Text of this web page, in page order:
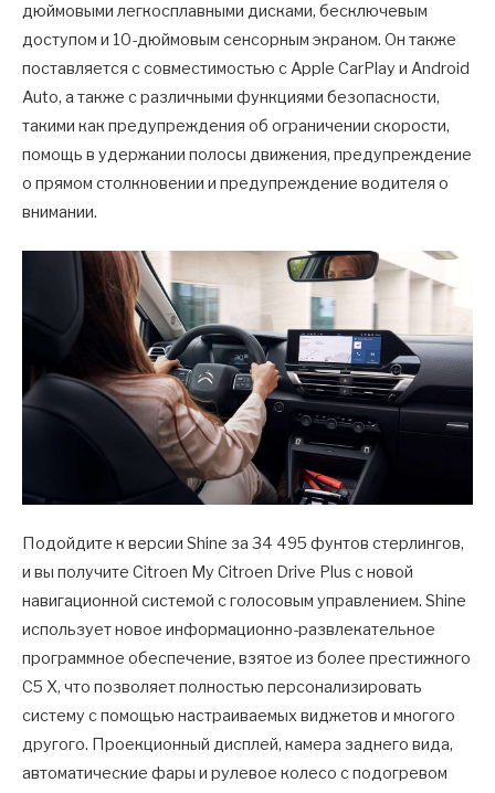
дюймовыми легкосплавными дисками, бесключевым
доступом и 10-дюймовым сенсорным экраном. Он также
поставляется с совместимостью с Apple CarPlay и Android
Auto, а также с различными функциями безопасности,
такими как предупреждения об ограничении скорости,
помощь в удержании полосы движения, предупреждение
о прямом столкновении и предупреждение водителя о
внимании.
Подойдите к версии Shine за 34 495 фунтов стерлингов,
и вы получите Citroen My Citroen Drive Plus с новой
навигационной системой с голосовым управлением. Shine
использует новое информационно-развлекательное
программное обеспечение, взятое из более престижного
C5 X, что позволяет полностью персонализировать
систему с помощью настраиваемых виджетов и многого
другого. Проекционный дисплей, камера заднего вида,
автоматические фары и рулевое колесо с подогревом